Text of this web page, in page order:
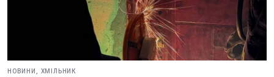
НОВИНИ, ХМІЛЬНИК